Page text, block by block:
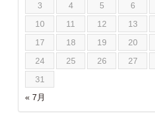
« 7月
3
4 5 6
10
11 12 13
17
18 19 20
24
25 26 27
31